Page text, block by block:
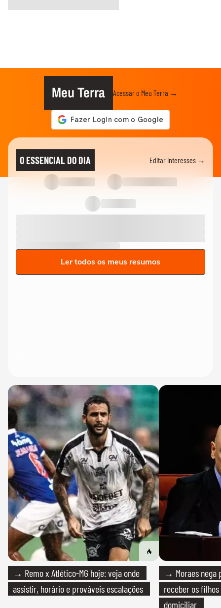
Meu Terra Acessar o Meu Terra →
O ESSENCIAL DO DIA Editar interesses →
Ler todos os meus resumos
→ Remo x Atlético-MG hoje: veja onde
assistir, horário e prováveis escalações
→ Moraes nega
receber os filhos
domiciliar